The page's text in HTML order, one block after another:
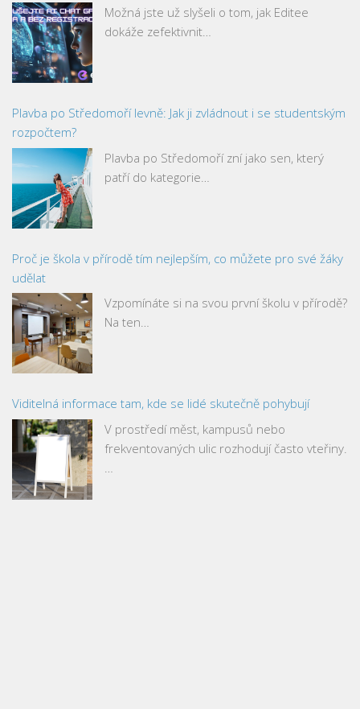
Možná jste už slyšeli o tom, jak Editee
dokáže zefektivnit…
Plavba po Středomoří levně: Jak ji zvládnout i se studentským
rozpočtem?
Plavba po Středomoří zní jako sen, který
patří do kategorie…
Proč je škola v přírodě tím nejlepším, co můžete pro své žáky
udělat
Vzpomínáte si na svou první školu v přírodě?
Na ten…
Viditelná informace tam, kde se lidé skutečně pohybují
V prostředí měst, kampusů nebo
frekventovaných ulic rozhodují často vteřiny.